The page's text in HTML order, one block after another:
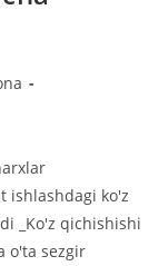
ishlashdagi ko'z
_Ko'z qichishishi
o'ta sezgir